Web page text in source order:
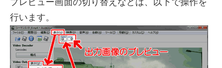
プレビュー画面の切り替えなどは、以下で操作を
行います。